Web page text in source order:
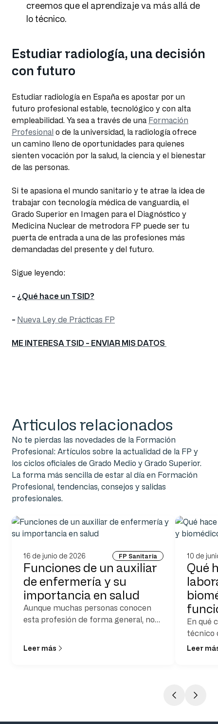
creemos que el aprendizaje va más allá de
lo técnico.
Estudiar radiología, una decisión
con futuro
Estudiar radiología en España es apostar por un
futuro profesional estable, tecnológico y con alta
empleabilidad. Ya sea a través de una Formación
Profesional o de la universidad, la radiología ofrece
un camino lleno de oportunidades para quienes
sienten vocación por la salud, la ciencia y el bienestar
de las personas.
Si te apasiona el mundo sanitario y te atrae la idea de
trabajar con tecnología médica de vanguardia, el
Grado Superior en Imagen para el Diagnóstico y
Medicina Nuclear de metrodora FP puede ser tu
puerta de entrada a una de las profesiones más
demandadas del presente y del futuro.
Sigue leyendo:
- ¿Qué hace un TSID?
- Nueva Ley de Prácticas FP
ME INTERESA TSID - ENVIAR MIS DATOS
Articulos relacionados
No te pierdas las novedades de la Formación
Profesional: Artículos sobre la actualidad de la FP y
los ciclos oficiales de Grado Medio y Grado Superior.
La forma más sencilla de estar al día en Formación
Profesional, tendencias, consejos y salidas
profesionales.
16 de junio de 2026 FP Sanitaria
Funciones de un auxiliar
de enfermería y su
importancia en salud
Aunque muchas personas conocen
esta profesión de forma general, no
Leer más
10 de
Qué
En qué
técnico
Leer